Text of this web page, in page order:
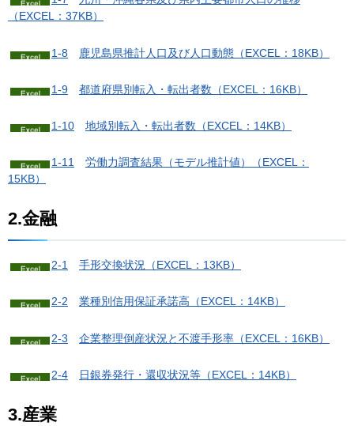
（EXCEL：37KB）
1-8 鹿児島県推計人口及び人口動態（EXCEL：18KB）
1-9 都道府県別転入・転出者数（EXCEL：16KB）
1-10 地域別転入・転出者数（EXCEL：14KB）
1-11 労働力調査結果（モデル推計値）（EXCEL：
15KB）
2.金融
2-1 手形交換状況（EXCEL：13KB）
2-2 業種別信用保証承諾高（EXCEL：14KB）
2-3 企業整理倒産状況と不渡手形率（EXCEL：16KB）
2-4 日銀券発行・還収状況等（EXCEL：14KB）
3.産業